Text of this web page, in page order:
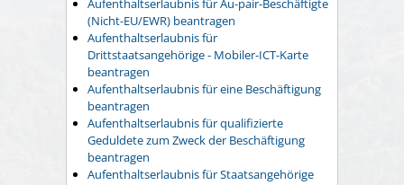
(Nicht-EU/EWR) beantragen
Aufenthaltserlaubnis für
Drittstaatsangehörige - Mobiler-ICT-Karte
beantragen
Aufenthaltserlaubnis für eine Beschäftigung
beantragen
Aufenthaltserlaubnis für qualifizierte
Geduldete zum Zweck der Beschäftigung
beantragen
Aufenthaltserlaubnis für Staatsangehörige